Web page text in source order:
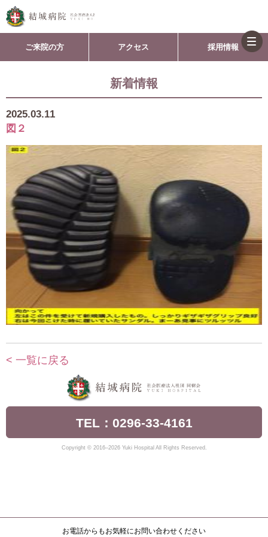
ご来院の方 アクセス 採用情報
新着情報
2025.03.11
図２
< 一覧に戻る
TEL：0296-33-4161
Copyright © 2016–2026 Yuki Hospital All Rights Reserved.
お電話からもお気軽にお問い合わせください